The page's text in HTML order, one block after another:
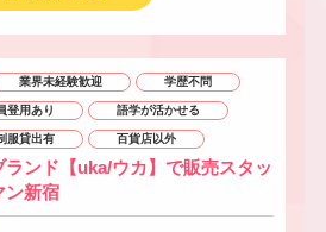
業界未経験歓迎 学歴不問
登用あり 語学が活かせる
服貸出有 百貨店以外
ンド【uka/ウカ】で販売スタッ
ン新宿